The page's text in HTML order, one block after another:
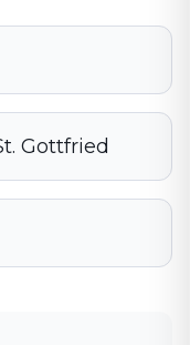
Gottfried